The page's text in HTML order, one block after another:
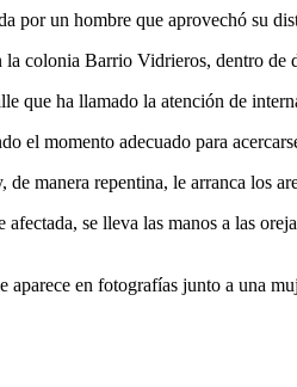
por un hombre que aprovechó su
colonia Barrio Vidrieros, dentro de
que ha llamado la atención de
el momento adecuado para
manera repentina, le arranca los
se lleva las manos a las
en fotografías junto a una